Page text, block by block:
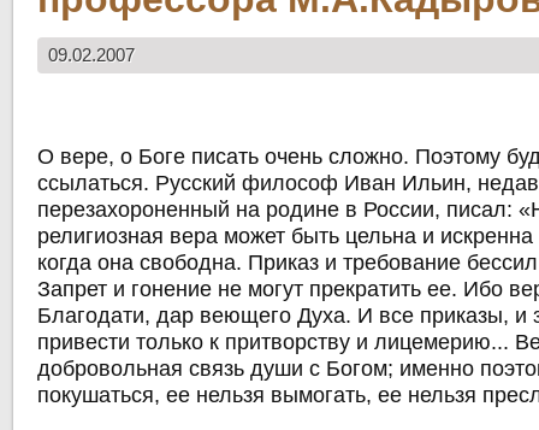
09.02.2007
О вере, о Боге писать очень сложно. Поэтому
ссылаться. Русский философ Иван Ильин,
перезахороненный на родине в России, писал:
религиозная вера может быть цельна и искренна
когда она свободна. Приказ и требование
Запрет и гонение не могут прекратить ее. Ибо
Благодати, дар веющего Духа. И все приказы, и
привести только к притворству и лицемерию...
добровольная связь души с Богом; именно
покушаться, ее нельзя вымогать, ее нельзя